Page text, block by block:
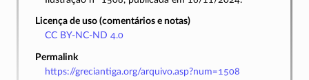
Licença de uso (comentários e notas)
CC BY-NC-ND 4.0
Permalink
https://greciantiga.org/arquivo.asp?num=1508